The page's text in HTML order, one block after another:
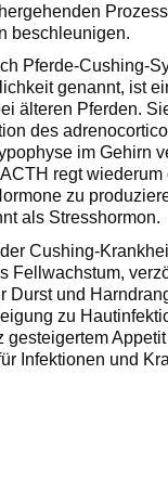
beschleunigen.
Pferde-Cushing-
genannt, ist
älteren Pferden.
des
im Gehirn
regt
zu
als Stresshormon.
Cushing-
Fellwachstum,
Durst und
zu
gesteigertem
Infektionen und